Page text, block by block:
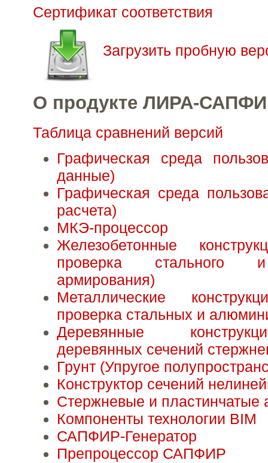
Сертификат соответствия
Загрузить пробную
О продукте ЛИРА-
Таблица сравнений версий
Графическая среда
данные)
Графическая среда
расчета)
МКЭ-процессор
Железобетонные
проверка стального и
армирования)
Металлические
проверка стальных и
Деревянные
деревянных сечений
Грунт (Упругое
Конструктор сечений
Стержневые и пластинчатые
Компоненты технологии BIM
САПФИР-Генератор
Препроцессор САПФИР